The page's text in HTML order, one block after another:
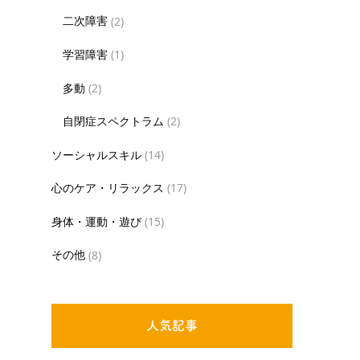
二次障害 (2)
学習障害 (1)
多動 (2)
自閉症スペクトラム (2)
ソーシャルスキル (14)
心のケア・リラックス (17)
身体・運動・遊び (15)
その他 (8)
人気記事